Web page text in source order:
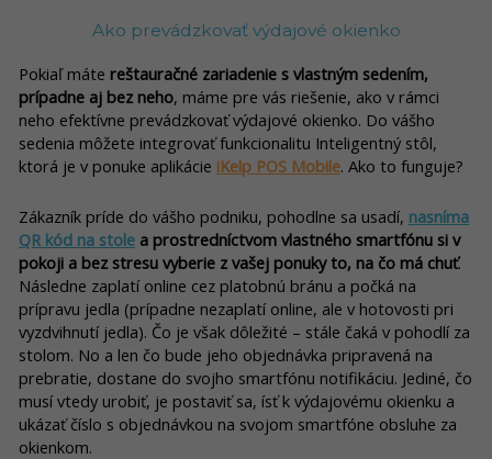
Ako prevádzkovať výdajové okienko
Pokiaľ máte reštauračné zariadenie s vlastným sedením,
prípadne aj bez neho, máme pre vás riešenie, ako v rámci
neho efektívne prevádzkovať výdajové okienko. Do vášho
sedenia môžete integrovať funkcionalitu Inteligentný stôl,
ktorá je v ponuke aplikácie iKelp POS Mobile. Ako to funguje?
Zákazník príde do vášho podniku, pohodlne sa usadí, nasníma
QR kód na stole a prostredníctvom vlastného smartfónu si v
pokoji a bez stresu vyberie z vašej ponuky to, na čo má chuť.
Následne zaplatí online cez platobnú bránu a počká na
prípravu jedla (prípadne nezaplatí online, ale v hotovosti pri
vyzdvihnutí jedla). Čo je však dôležité – stále čaká v pohodlí za
stolom. No a len čo bude jeho objednávka pripravená na
prebratie, dostane do svojho smartfónu notifikáciu. Jediné, čo
musí vtedy urobiť, je postaviť sa, ísť k výdajovému okienku a
ukázať číslo s objednávkou na svojom smartfóne obsluhe za
okienkom.